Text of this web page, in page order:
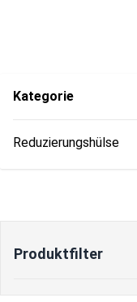
Produktfilter
Kategorie
Reduzierungshülse